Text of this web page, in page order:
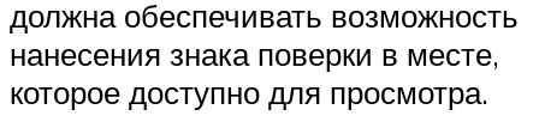
должна обеспечивать возможность
нанесения знака поверки в месте,
которое доступно для просмотра.